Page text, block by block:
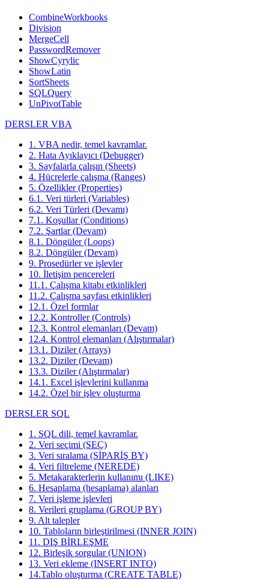
CombineWorkbooks
Division
MergeCell
PasswordRemover
ShowCyrylic
ShowLatin
SortSheets
SQLQuery
UnPivotTable
DERSLER VBA
1. VBA nedir, temel kavramlar.
2. Hata Ayıklayıcı (Debugger)
3. Sayfalarla çalışın (Sheets)
4. Hücrelerle çalışma (Ranges)
5. Özellikler (Properties)
6.1. Veri türleri (Variables)
6.2. Veri Türleri (Devamı)
7.1. Koşullar (Conditions)
7.2. Şartlar (Devam)
8.1. Döngüler (Loops)
8.2. Döngüler (Devam)
9. Prosedürler ve işlevler
10. İletişim pencereleri
11.1. Çalışma kitabı etkinlikleri
11.2. Çalışma sayfası etkinlikleri
12.1. Özel formlar
12.2. Kontroller (Controls)
12.3. Kontrol elemanları (Devam)
12.4. Kontrol elemanları (Alıştırmalar)
13.1. Diziler (Arrays)
13.2. Diziler (Devam)
13.3. Diziler (Alıştırmalar)
14.1. Excel işlevlerini kullanma
14.2. Özel bir işlev oluşturma
DERSLER SQL
1. SQL dili, temel kavramlar.
2. Veri seçimi (SEÇ)
3. Veri sıralama (SİPARİŞ BY)
4. Veri filtreleme (NEREDE)
5. Metakarakterlerin kullanımı (LIKE)
6. Hesaplama (hesaplama) alanları
7. Veri işleme işlevleri
8. Verileri gruplama (GROUP BY)
9. Alt talepler
10. Tabloların birleştirilmesi (INNER JOIN)
11. DIŞ BİRLEŞME
12. Birleşik sorgular (UNION)
13. Veri ekleme (INSERT INTO)
14.Tablo oluşturma (CREATE TABLE)